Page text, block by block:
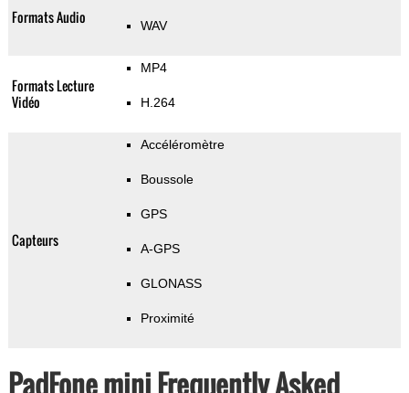
Formats Audio WAV
Formats Lecture
Vidéo
MP4
H.264
Capteurs
Accéléromètre
Boussole
GPS
A-GPS
GLONASS
Proximité
PadFone mini Frequently Asked